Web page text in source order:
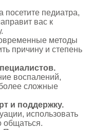
посетите педиатра,
вас к
методы
причину и степень
воспалений,
сложные
и поддержку.
использовать
общаться.